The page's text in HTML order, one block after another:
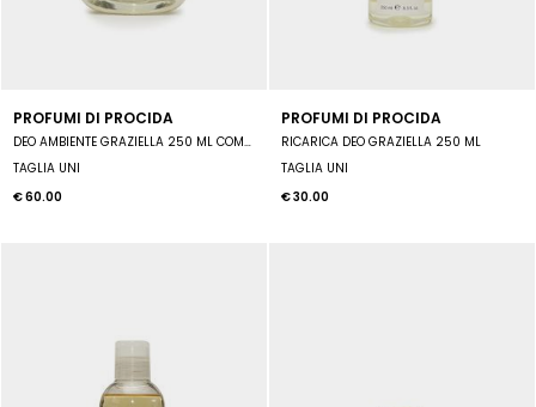
PROFUMI DI PROCIDA
DEO AMBIENTE GRAZIELLA 250 ML COMPLETO DI MIDOLLINI
TAGLIA UNI
€ 60.00
PROFUMI DI PROCIDA
RICARICA DEO GRAZIELLA 250 ML
TAGLIA UNI
€ 30.00